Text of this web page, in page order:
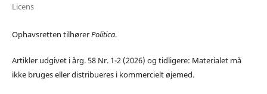
Licens
Ophavsretten tilhørerPolitica.
Artikler udgivet i årg. 58 Nr. 1-2 (2026) og tidligere: Materialet må
ikke bruges eller distribueres i kommercielt øjemed.